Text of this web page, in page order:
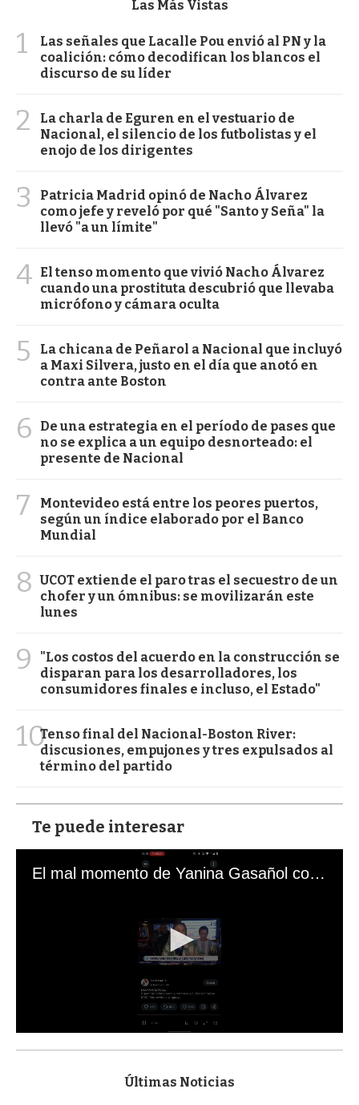
Las Más Vistas
1
Las señales que Lacalle Pou envió al PN y la
coalición: cómo decodifican los blancos el
discurso de su líder
2
La charla de Eguren en el vestuario de
Nacional, el silencio de los futbolistas y el
enojo de los dirigentes
3
Patricia Madrid opinó de Nacho Álvarez
como jefe y reveló por qué "Santo y Seña" la
llevó "a un límite"
4 El tenso momento que vivió Nacho Álvarez
cuando una prostituta descubrió que llevaba
micrófono y cámara oculta
5
La chicana de Peñarol a Nacional que incluyó
a Maxi Silvera, justo en el día que anotó en
contra ante Boston
6
De una estrategia en el período de pases que
no se explica a un equipo desnorteado: el
presente de Nacional
7
Montevideo está entre los peores puertos,
según un índice elaborado por el Banco
Mundial
8 UCOT extiende el paro tras el secuestro de un
chofer y un ómnibus: se movilizarán este
lunes
9
"Los costos del acuerdo en la construcción se
disparan para los desarrolladores, los
consumidores finales e incluso, el Estado"
10Tenso final del Nacional-Boston River:
discusiones, empujones y tres expulsados al
término del partido
Te puede interesar
El mal momento de Yanina Gasañol con un hincha argentino en "Subrayado"
s
Últimas Noticias